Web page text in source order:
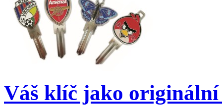
Váš klíč jako